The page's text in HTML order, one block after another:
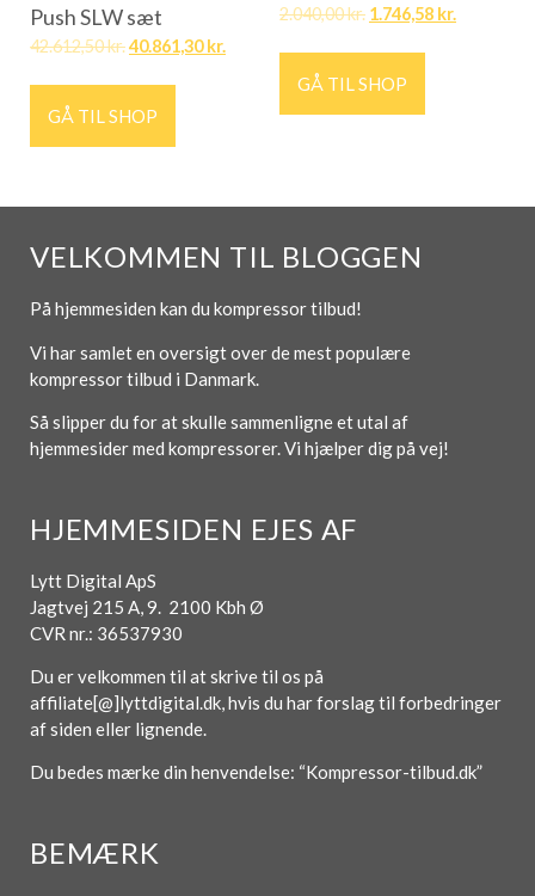
Push SLW sæt
42.612,50kr.40.861,30kr.
GÅ TIL SHOP
2.040,00kr. 1.746,58 kr.
GÅ TIL SHOP
VELKOMMEN TIL BLOGGEN
På hjemmesiden kan du kompressor tilbud!
Vi har samlet en oversigt over de mest populære
kompressor tilbud i Danmark.
Så slipper du for at skulle sammenligne et utal af
hjemmesider med kompressorer. Vi hjælper dig på vej!
HJEMMESIDEN EJES AF
Lytt Digital ApS
Jagtvej 215 A, 9. 2100 Kbh Ø
CVR nr.: 36537930
Du er velkommen til at skrive til os på
affiliate[@]lyttdigital.dk, hvis du har forslag til forbedringer
af siden eller lignende.
Du bedes mærke din henvendelse: “Kompressor-tilbud.dk”
BEMÆRK